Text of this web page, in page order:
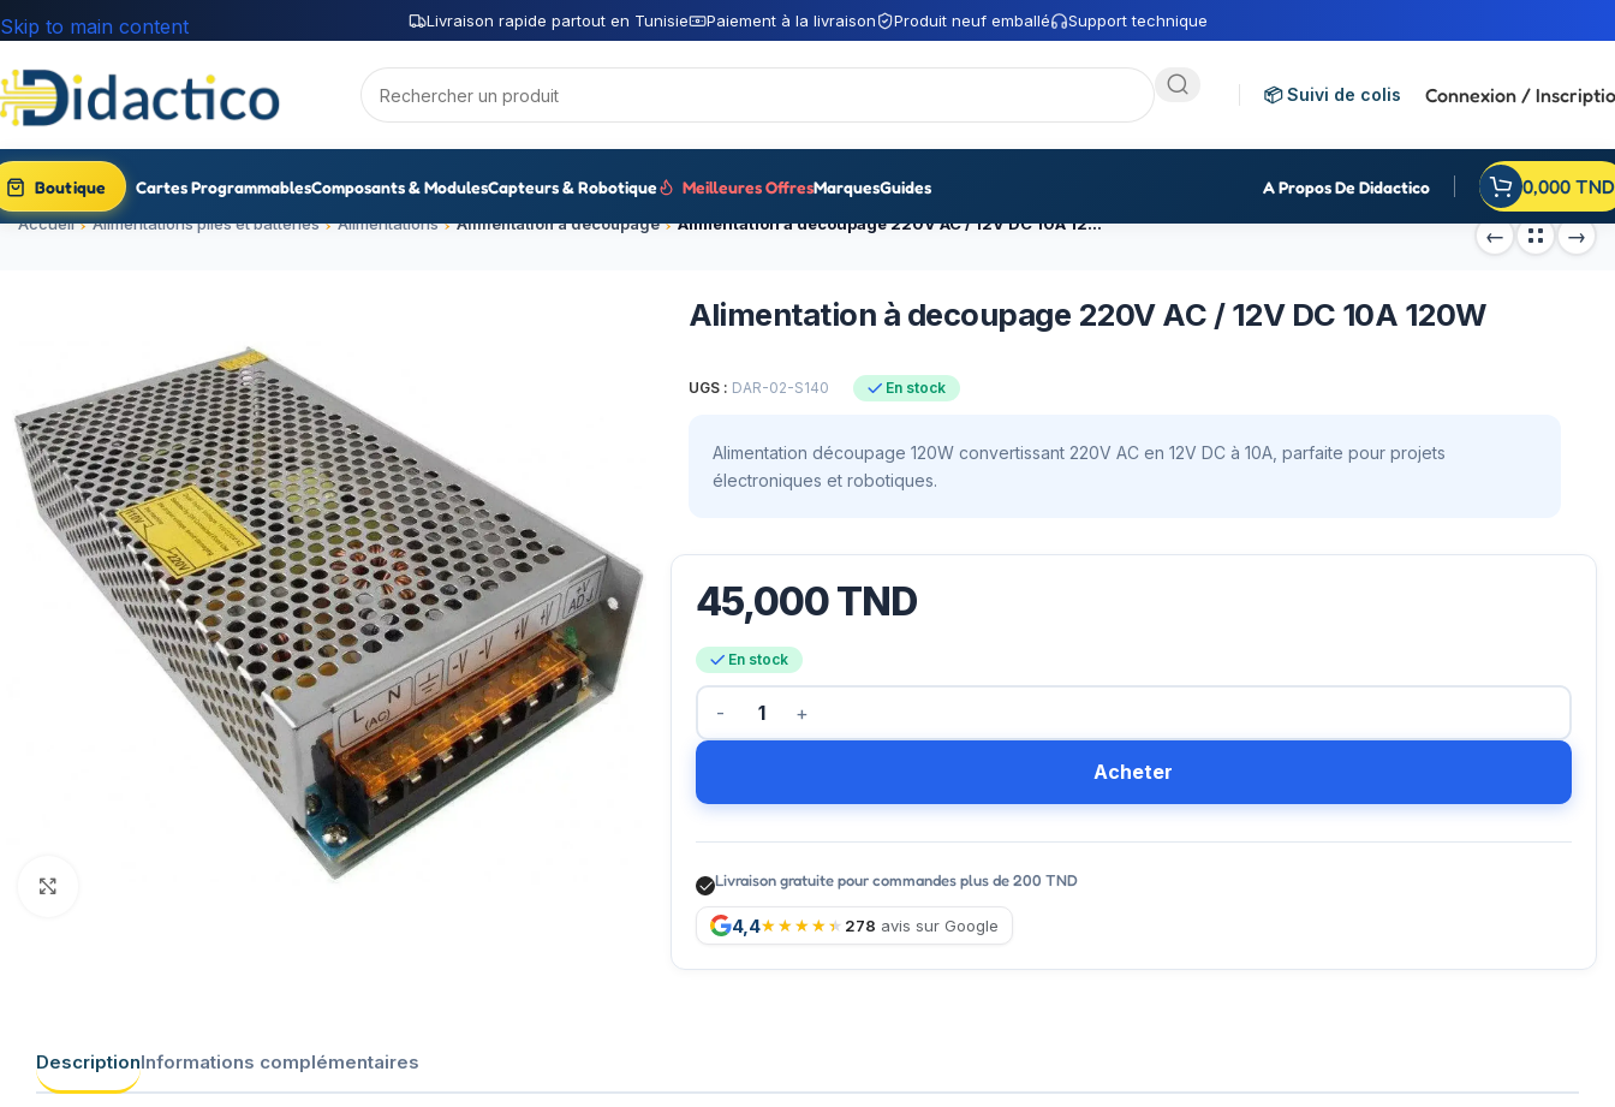
Livraison rapide partout en Tunisie Paiement à la livraison Produit neuf emballé Support technique
Skip to main content
📦 Suivi de colis Connexion /
Boutique Cartes ProgrammablesComposants & ModulesCapteurs & Robotique Meilleures OffresMarquesGuides A Propos De Didactico 0,000 TND
Accueil Alimentations piles et batteries Alimentations Alimentation a découpage Alimentation à decoupage 220V AC / 12V DC 10A 120W
Alimentation à decoupage 220V AC / 12V DC 10A 120W
UGS : DAR-02-S140 En stock
Alimentation découpage 120W convertissant 220V AC en 12V DC à 10A, parfaite pour projets
électroniques et robotiques.
45,000TND
En stock
Acheter
Livraison gratuite pour commandes plus de 200 TND
4,4 278 avis sur Google
DescriptionInformations complémentaires